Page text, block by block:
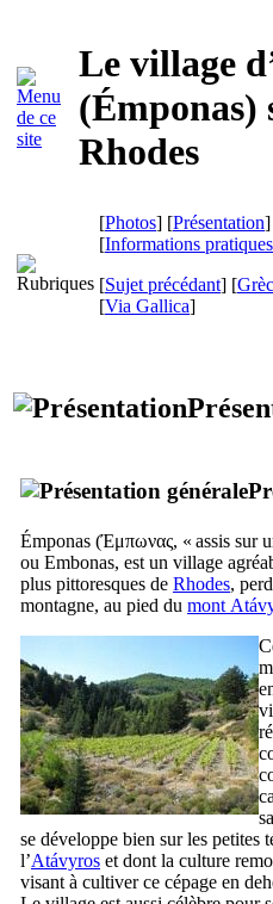
Le village
(Émponas)
Rhodes
[Photos] [Présentation
[Informations pratiques
[Sujet précédant] [
[Via Gallica]
Émponas (Έμπωνας, « assis sur
ou Embonas, est un village
plus pittoresques de Rhodes,
montagne, au pied du mont
se développe bien sur les petites
l’Atávyros et dont la culture
visant à cultiver ce cépage en